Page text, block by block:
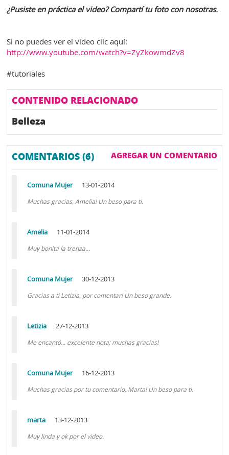
¿Pusiste en práctica el video? Compartí tu foto con nosotras.
Si no puedes ver el video clic aquí:
http://www.youtube.com/watch?v=ZyZkowmdZv8
#tutoriales
CONTENIDO RELACIONADO
Belleza
COMENTARIOS (6) AGREGAR UN COMENTARIO
Comuna Mujer 13-01-2014
Muchas gracias, Amelia! Un beso para ti.
Amelia 11-01-2014
Muy bonita la trenza...
Comuna Mujer 30-12-2013
Gracias a ti Letizia, por comentar! Un beso grande.
Letizia 27-12-2013
Me encantó... excelente nota; muchas gracias!
Comuna Mujer 16-12-2013
Muchas gracias por tu comentario, Marta! Un beso para ti.
marta 13-12-2013
Muy linda y ok por el video.